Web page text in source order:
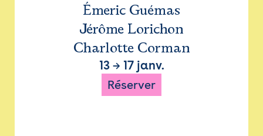
Émeric Guémas
Jérôme Lorichon
Charlotte Corman
13→ 17 janv.
Réserver